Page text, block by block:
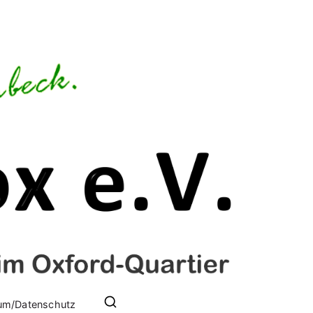
Leben im Oxford-Quartier
Datenschutz